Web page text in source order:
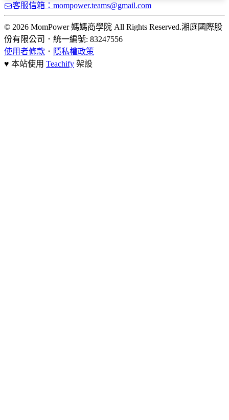
客服信箱：mompower.teams@gmail.com
© 2026 MomPower 媽媽商學院 All Rights Reserved.湘庭國際股
份有限公司 ． 統一編號: 83247556
使用者條款 ． 隱私權政策
♥ 本站使用 Teachify 架設